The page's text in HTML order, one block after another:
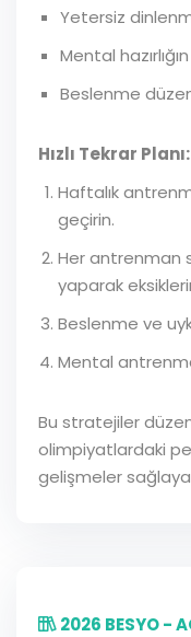
Yetersiz
Mental
Beslenme
Hızlı Tekrar Planı:
Haftalık
geçirin.
Her antrenman
yaparak
Beslenme ve
Mental
Bu stratejiler
olimpiyatlardaki
gelişmeler
2026 BESYO -